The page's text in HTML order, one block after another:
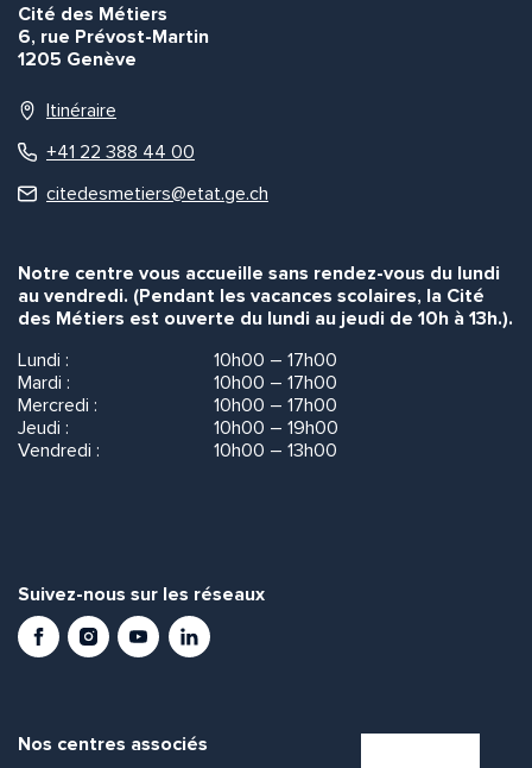
Cité des Métiers
6, rue Prévost-Martin
1205 Genève
Itinéraire
+41 22 388 44 00
citedesmetiers@etat.ge.ch
Notre centre vous accueille sans rendez-vous du lundi
au vendredi. (Pendant les vacances scolaires, la Cité
des Métiers est ouverte du lundi au jeudi de 10h à 13h.).
Lundi :
10h00 – 17h00
Mardi :
10h00 – 17h00
Mercredi :
10h00 – 17h00
Jeudi :
10h00 – 19h00
Vendredi :
10h00 – 13h00
Suivez-nous sur les réseaux
FacebookInstagramYoutubeLinkedIn
Nos centres associés
Envoyer
Envoyer